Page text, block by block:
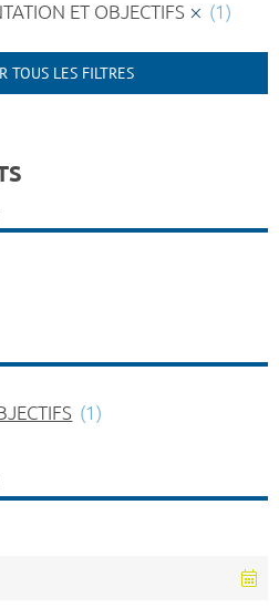
ET OBJECTIFS
(1)
TOUS LES FILTRES
(1)